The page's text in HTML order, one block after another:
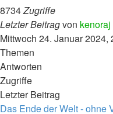
8734Zugriffe
Letzter Beitragvon kenoraj
Mittwoch 24. Januar 2024,
Themen
Antworten
Zugriffe
Letzter Beitrag
Das Ende der Welt - ohne